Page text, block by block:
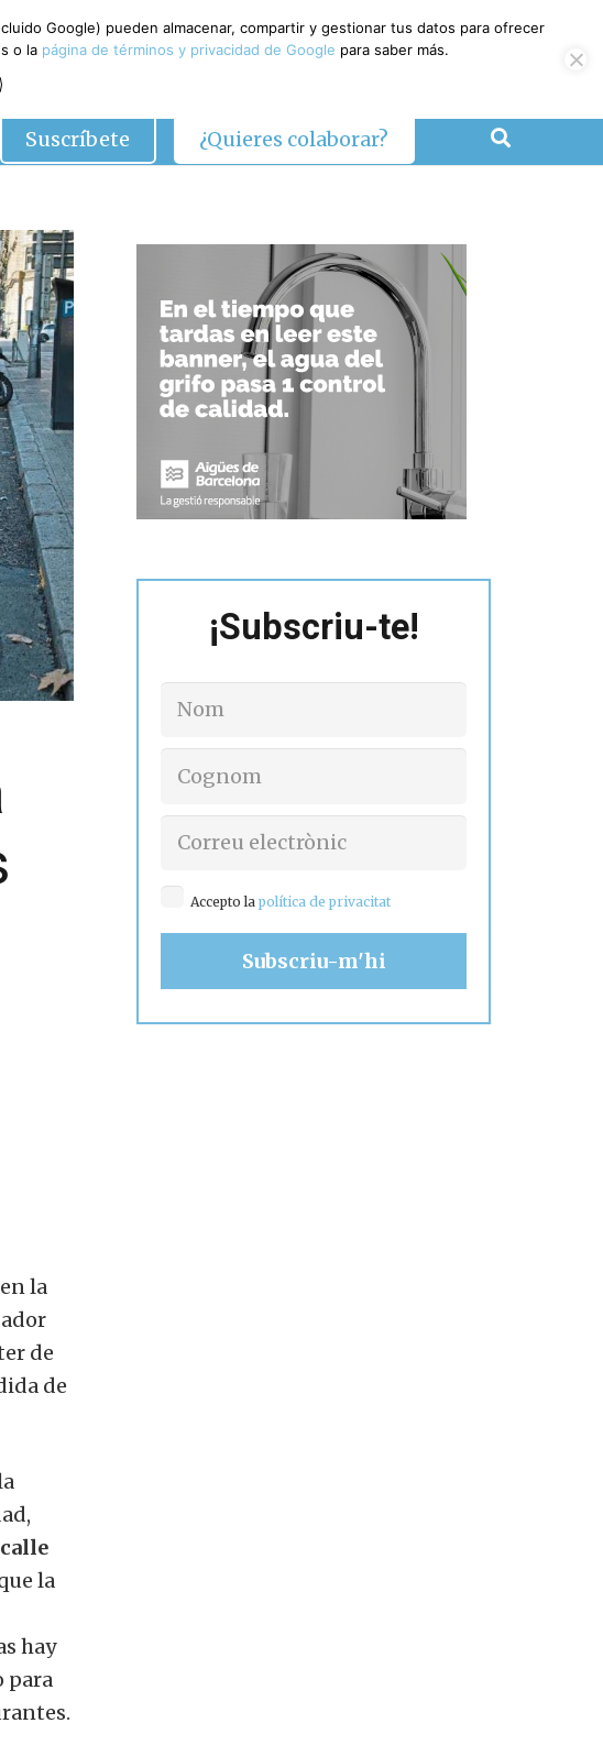
Suscríbete ¿Quieres colaborar?
la
de
de
la
hay
para
¡Subscriu-te!
Accepto lapolítica de privacitat
Google) pueden almacenar, compartir y gestionar tus datos para ofrecer
o la página de términos y privacidad de Google para saber más.